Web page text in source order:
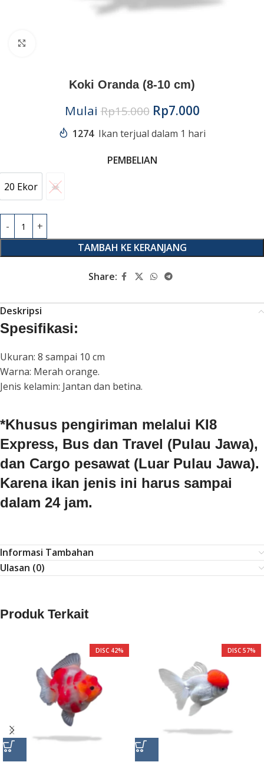
Koki Oranda (8-10 cm)
MulaiRp15.000 Rp7.000
1274 Ikan terjual dalam 1 hari
PEMBELIAN
20 Ekor20 Ekor☠︎︎
☠︎︎
TAMBAH KE KERANJANG
Share:
Deskripsi
Spesifikasi:
Ukuran: 8 sampai 10 cm
Warna: Merah orange.
Jenis kelamin: Jantan dan betina.
*Khusus pengiriman melalui KI8
Express, Bus dan Travel (Pulau Jawa),
dan Cargo pesawat (Luar Pulau Jawa).
Karena ikan jenis ini harus sampai
dalam 24 jam.
Informasi Tambahan
Ulasan (0)
Produk Terkait
DISC 42% DISC 57%